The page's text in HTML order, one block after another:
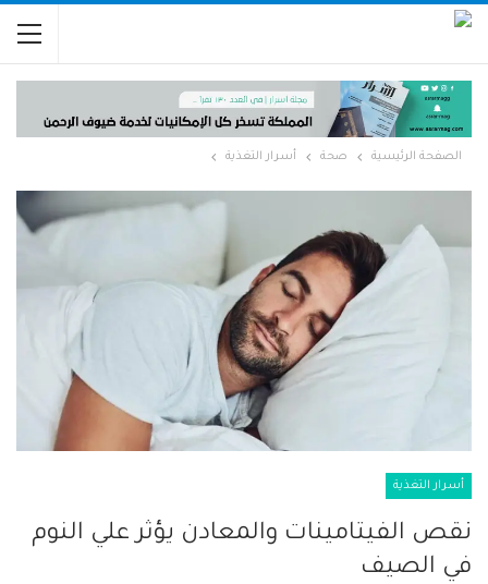
الصفحة الرئيسية صحة أسرار التغذية
أسرار التغذية
نقص الفيتامينات والمعادن يؤثر علي النوم
في الصيف